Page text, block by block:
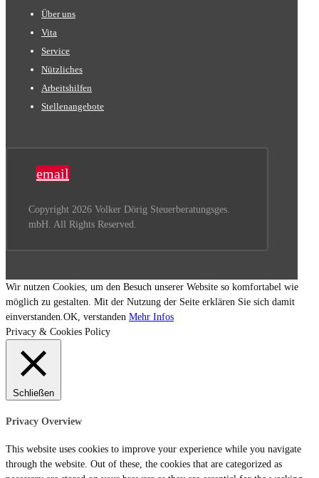
Über uns
Vita
Service
Nützliches
Arbeitshilfen
Stellenangebote
email
Copyright 2026 Volker Dörig Steuerberatungsges.
mbH. All Rights Reserved.
Wir nutzen Cookies, um den Besuch unserer Website so komfortabel wie
möglich zu gestalten. Mit der Nutzung der Seite erklären Sie sich damit
einverstanden. OK, verstanden Mehr Infos
Privacy & Cookies Policy
Schließen
Privacy Overview
This website uses cookies to improve your experience while you navigate
through the website. Out of these, the cookies that are categorized as